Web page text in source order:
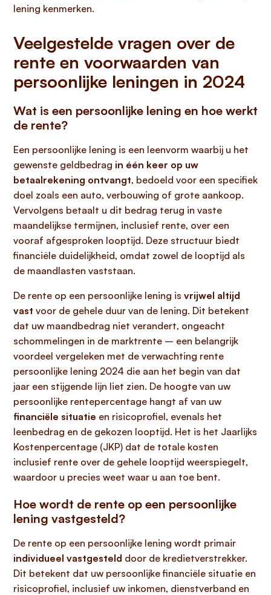
lening kenmerken.
Veelgestelde vragen over de
rente en voorwaarden van
persoonlijke leningen in 2024
Wat is een persoonlijke lening en hoe werkt
de rente?
Een persoonlijke lening is een leenvorm waarbij u het
gewenste geldbedrag in één keer op uw
betaalrekening ontvangt, bedoeld voor een specifiek
doel zoals een auto, verbouwing of grote aankoop.
Vervolgens betaalt u dit bedrag terug in vaste
maandelijkse termijnen, inclusief rente, over een
vooraf afgesproken looptijd. Deze structuur biedt
financiële duidelijkheid, omdat zowel de looptijd als
de maandlasten vaststaan.
De rente op een persoonlijke lening is vrijwel altijd
vast voor de gehele duur van de lening. Dit betekent
dat uw maandbedrag niet verandert, ongeacht
schommelingen in de marktrente – een belangrijk
voordeel vergeleken met de verwachting rente
persoonlijke lening 2024 die aan het begin van dat
jaar een stijgende lijn liet zien. De hoogte van uw
persoonlijke rentepercentage hangt af van uw
financiële situatie en risicoprofiel, evenals het
leenbedrag en de gekozen looptijd. Het is het Jaarlijks
Kostenpercentage (JKP) dat de totale kosten
inclusief rente over de gehele looptijd weerspiegelt,
waardoor u precies weet waar u aan toe bent.
Hoe wordt de rente op een persoonlijke
lening vastgesteld?
De rente op een persoonlijke lening wordt primair
individueel vastgesteld door de kredietverstrekker.
Dit betekent dat uw persoonlijke financiële situatie en
risicoprofiel, inclusief uw inkomen, dienstverband en